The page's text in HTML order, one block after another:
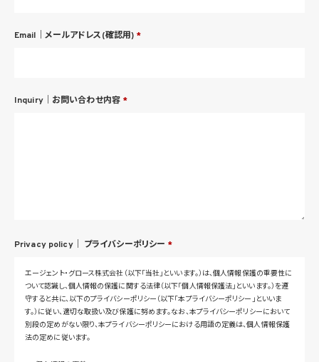
Email｜メールアドレス(確認用) *
Inquiry｜お問い合わせ内容 *
Privacy policy｜ プライバシーポリシー *
エージェント・グロース株式会社（以下「当社」といいます。）は、個人情報保護の重要性に
ついて認識し、個人情報の保護に関する法律（以下「個人情報保護法」といいます。）を遵
守すると共に、以下のプライバシーポリシー（以下「本プライバシーポリシー」といいま
す。）に従い、適切な取扱い及び保護に努めます。なお、本プライバシーポリシーにおいて
別段の定めがない限り、本プライバシーポリシーにおける用語の定義は、個人情報保護
法の定めに従います。